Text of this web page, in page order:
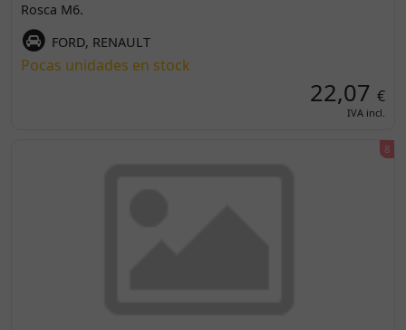
Rosca M6.
FORD, RENAULT
Pocas unidades en stock
22,07 €
IVA incl.